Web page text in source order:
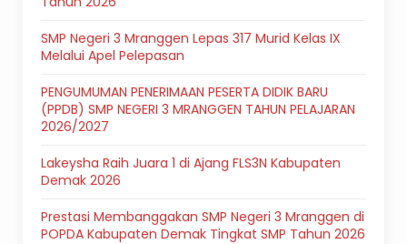
SMP Negeri 3 Mranggen Lepas 317 Murid Kelas IX
Melalui Apel Pelepasan
PENGUMUMAN PENERIMAAN PESERTA DIDIK BARU
(PPDB) SMP NEGERI 3 MRANGGEN TAHUN PELAJARAN
2026/2027
Lakeysha Raih Juara 1 di Ajang FLS3N Kabupaten
Demak 2026
Prestasi Membanggakan SMP Negeri 3 Mranggen di
POPDA Kabupaten Demak Tingkat SMP Tahun 2026